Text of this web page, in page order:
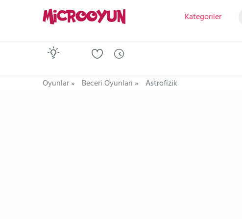
Kategoriler
Oyunlar» Beceri Oyunları» Astrofizik